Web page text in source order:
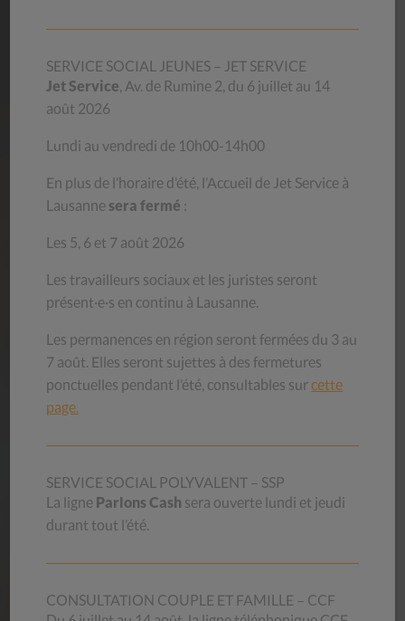
AIDEMÉMOIRES
Les aide-mémoires du CSP Vaud proviennent de
collaboratrices. Ils s’adressent à toute personne qui a
besoin de renseignements sur les sujets proposés.
Nos aide-mémoires
OFFRESD’EMPLOI
Vous souhaitez mettre vos compétences professionnelles
est la nôtre ? Nous offrons des conditions d’engagement et
Vous pouvez aussi vous annoncer pour faire du bénévolat
(magasins d’occasion).
Nos offres d’emploi
SERVICE SOCIAL JEUNES – JET SERVICE
Jet Service, Av. de Rumine 2, du 6 juillet au 14
août 2026
Lundi au vendredi de 10h00-14h00
En plus de l’horaire d’été, l’Accueil de Jet Service à
Lausanne sera fermé :
Les 5, 6 et 7 août 2026
Les travailleurs sociaux et les juristes seront
présent·e·s en continu à Lausanne.
Les permanences en région seront fermées du 3 au
7 août. Elles seront sujettes à des fermetures
ponctuelles pendant l’été, consultables surcette
page.
SERVICE SOCIAL POLYVALENT – SSP
La ligne Parlons Cash sera ouverte lundi et jeudi
durant tout l’été.
CONSULTATION COUPLE ET FAMILLE – CCF